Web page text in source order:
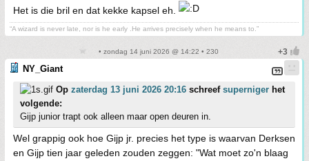
Het is die bril en dat kekke kapsel eh.
“A wizard is never late, nor is he early .He arrives precisely when he means to.”
• zondag 14 juni 2026 @ 14:22 • 230
NY_Giant
Op zaterdag 13 juni 2026 20:16 schreef superniger het
volgende:
Gijp junior trapt ook alleen maar open deuren in.
Wel grappig ook hoe Gijp jr. precies het type is waarvan Derksen
en Gijp tien jaar geleden zouden zeggen: "Wat moet zo'n blaag